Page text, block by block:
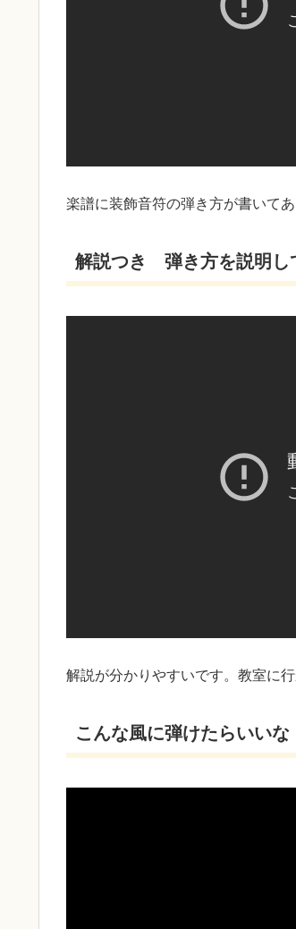
楽譜に装飾音符の弾き方が書いて
解説つき 弾き方を説明し
解説が分かりやすいです。教室に
こんな風に弾けたらいいな